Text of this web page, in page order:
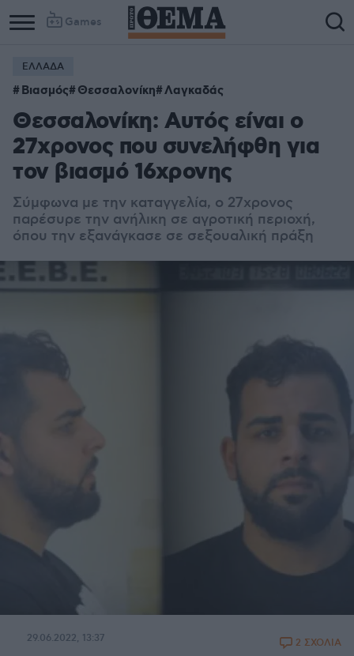
Games
ΕΛΛΑΔΑ
Βιασμός Θεσσαλονίκη Λαγκαδάς
Θεσσαλονίκη: Αυτός είναι ο
27χρονος που συνελήφθη για
τον βιασμό 16χρονης
Σύμφωνα με την καταγγελία, ο 27χρονος
παρέσυρε την ανήλικη σε αγροτική περιοχή,
όπου την εξανάγκασε σε σεξουαλική πράξη
29.06.2022, 13:37 2 ΣΧΟΛΙΑ